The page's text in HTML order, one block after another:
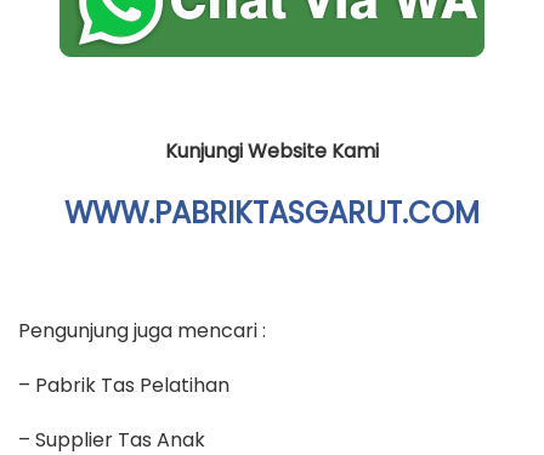
Kunjungi Website Kami
WWW.PABRIKTASGARUT.COM
Pengunjung juga mencari :
– Pabrik Tas Pelatihan
– Supplier Tas Anak